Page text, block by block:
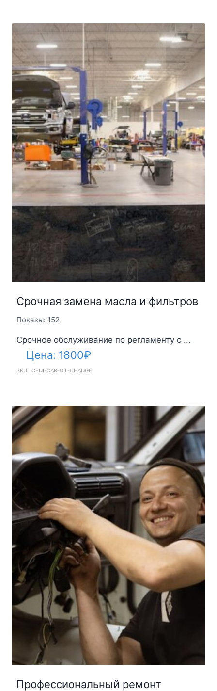
Срочная замена масла и фильтров
Показы: 152
Срочное обслуживание по регламенту с ...
Цена: 1800₽
SKU: ICENI-CAR-OIL-CHANGE
Профессиональный ремонт